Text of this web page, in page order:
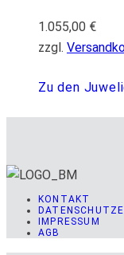
1.055,00 €
zzgl.
Zu den
KONTAKT
IMPRESSUM
AGB